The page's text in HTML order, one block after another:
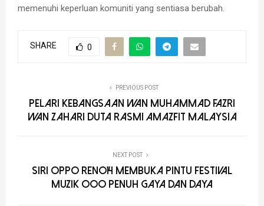
memenuhi keperluan komuniti yang sentiasa berubah.
SHARE 0
PREVIOUS POST
Pelari Kebangsaan Wan Muhammad Fazri
Wan Zahari Duta Rasmi Amazfit Malaysia
NEXT POST
Siri OPPO Reno14 Membuka Pintu Festival
Muzik OOO Penuh Gaya dan Daya